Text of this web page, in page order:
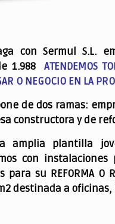
con Sermul S.L.
1.988 ATENDEMOS
O NEGOCIO EN LA
de dos ramas:
constructora y de
amplia plantilla
con
para su REFORMA O
destinada a